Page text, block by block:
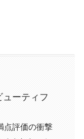
ーティフ
点評価の衝撃